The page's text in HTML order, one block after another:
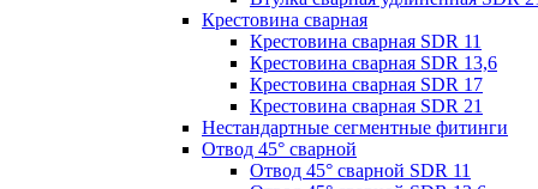
Крестовина сварная
Крестовина сварная SDR 11
Крестовина сварная SDR 13,6
Крестовина сварная SDR 17
Крестовина сварная SDR 21
Нестандартные сегментные фитинги
Отвод 45° сварной
Отвод 45° сварной SDR 11